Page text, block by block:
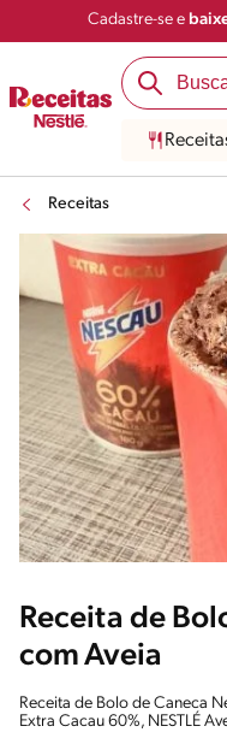
Cadastre-se e
Receitas
Salvar
Receita de
com Aveia
Receita de Bolo de Caneca
Extra Cacau 60%, NESTLÉ